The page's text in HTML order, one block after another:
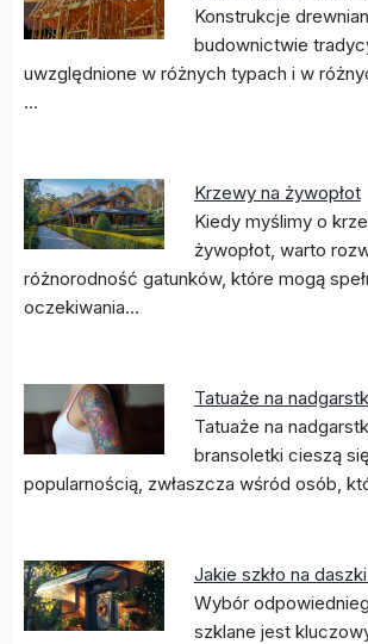
Konstrukcje
budownictwie
uwzględnione w różnych typach i w
…
Krzewy na żywopłot
Kiedy myślimy o
żywopłot, warto
różnorodność gatunków, które mogą
oczekiwania…
Tatuaże na
Tatuaże na
bransoletki cieszą
popularnością, zwłaszcza wśród osób,
Jakie szkło na
Wybór
szklane jest